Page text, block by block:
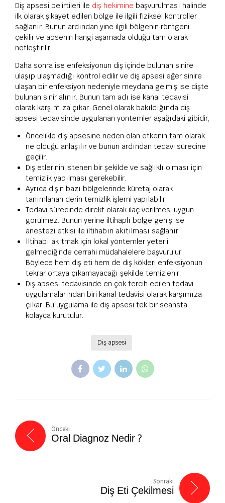
Diş apsesi belirtileri ile diş hekimine başvurulması halinde
ilk olarak şikayet edilen bölge ile ilgili fiziksel kontroller
sağlanır. Bunun ardından yine ilgili bölgenin röntgeni
çekilir ve apsenin hangi aşamada olduğu tam olarak
netleştirilir.
Daha sonra ise enfeksiyonun diş içinde bulunan sinire
ulaşıp ulaşmadığı kontrol edilir ve diş apsesi eğer sinire
ulaşan bir enfeksiyon nedeniyle meydana gelmiş ise dişte
bulunan sinir alınır. Bunun tam adı ise kanal tedavisi
olarak karşımıza çıkar. Genel olarak bakıldığında diş
apsesi tedavisinde uygulanan yöntemler aşağıdaki gibidir;
Öncelikle diş apsesine neden olan etkenin tam olarak
ne olduğu anlaşılır ve bunun ardından tedavi sürecine
geçilir.
Diş etlerinin istenen bir şekilde ve sağlıklı olması için
temizlik yapılması gerekebilir.
Ayrıca dişin bazı bölgelerinde küretaj olarak
tanımlanan derin temizlik işlemi yapılabilir.
Tedavi sürecinde direkt olarak ilaç verilmesi uygun
görülmez. Bunun yerine iltihaplı bölge geniş ise
anestezi etkisi ile iltihabın akıtılması sağlanır.
İltihabı akıtmak için lokal yöntemler yeterli
gelmediğinde cerrahi müdahalelere başvurulur.
Böylece hem diş eti hem de diş kökleri enfeksiyonun
tekrar ortaya çıkamayacağı şekilde temizlenir.
Diş apsesi tedavisinde en çok tercih edilen tedavi
uygulamalarından biri kanal tedavisi olarak karşımıza
çıkar. Bu uygulama ile diş apsesi tek bir seansta
kolayca kurutulur.
Diş apsesi
Önceki
Oral Diagnoz Nedir ?
Sonraki
Diş Eti Çekilmesi